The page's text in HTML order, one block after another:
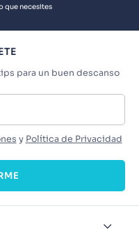
que necesites
para un buen descanso
y Política de Privacidad